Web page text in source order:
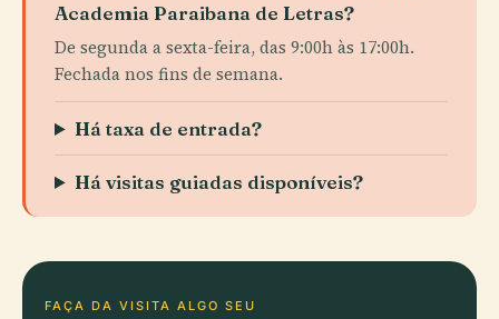
Academia Paraibana de Letras?
De segunda a sexta-feira, das 9:00h às 17:00h.
Fechada nos fins de semana.
Há taxa de entrada?
Há visitas guiadas disponíveis?
FAÇA DA VISITA ALGO SEU